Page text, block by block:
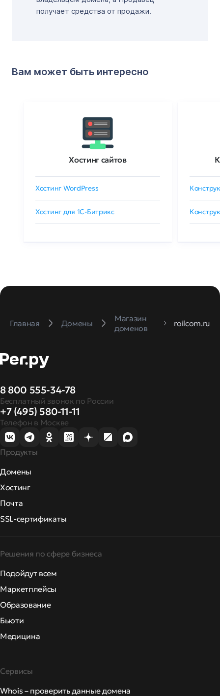
получает средства от продажи.
Вам может быть интересно
Хостинг сайтов
Хостинг WordPress
Хостинг для 1C-Битрикс
Главная Домены
Магазин
доменов
roilcom.ru
8 800 555-34-78
Бесплатный звонок по России
+7 (495) 580-11-11
Телефон в Москве
Продукты
Домены
Хостинг
Почта
SSL-сертификаты
Решения по сфере бизнеса
Подойдут всем
Маркетплейсы
Образование
Бьюти
Медицина
Сервисы
Whois – проверить данные домена